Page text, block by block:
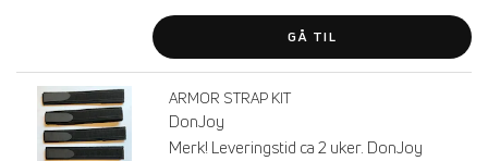
GÅ TIL
ARMOR STRAP KIT
DonJoy
Merk! Leveringstid ca 2 uker. DonJoy